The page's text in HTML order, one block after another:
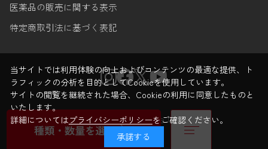
種類・数量を選ぶ
医薬品の販売に関する表示
特定商取引法に基づく表記
© Shionogi Healthcare Co.,Ltd.
当サイトでは利用体験の向上およびコンテンツの最適な提供、ト
ラフィックの分析を目的としてCookieを使用しています。
サイトの閲覧を継続された場合、Cookieの利用に同意したものと
いたします。
詳細についてはプライバシーポリシーをご確認ください。
承諾する